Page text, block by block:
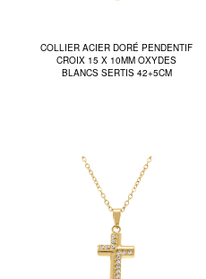
COLLIER ACIER DORÉ PENDENTIF
CROIX 15 X 10MM OXYDES
BLANCS SERTIS 42+5CM